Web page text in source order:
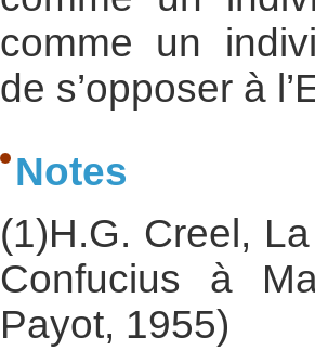
comme un
de s’opposer à
Notes
(1)H.G. Creel,
Confucius à
Payot, 1955)